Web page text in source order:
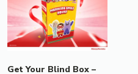
Get Your Blind Box –